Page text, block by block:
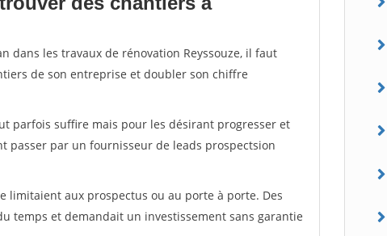
dans les travaux de rénovation Reyssouze, il faut
de son entreprise et doubler son chiffre
parfois suffire mais pour les désirant progresser et
par un fournisseur de leads prospectsion
limitaient aux prospectus ou au porte à porte. Des
temps et demandait un investissement sans garantie